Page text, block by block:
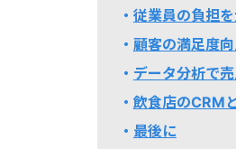
従業員の負担
顧客の満足度
データ分析で
飲食店のCRM
最後に